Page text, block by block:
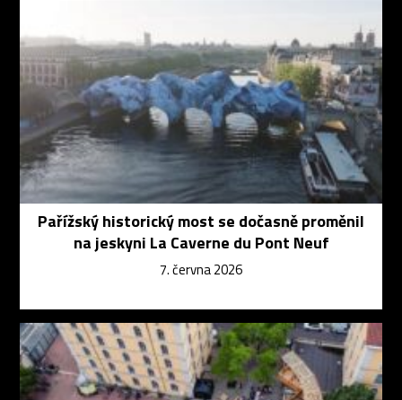
Pařížský historický most se dočasně proměnil
na jeskyni La Caverne du Pont Neuf
7. června 2026